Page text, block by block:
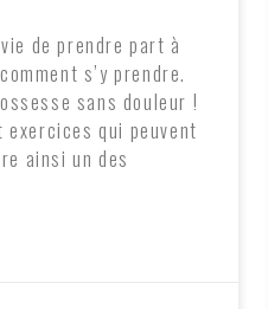
de prendre part à
s’y prendre.
sans douleur !
exercices qui peuvent
ainsi un des